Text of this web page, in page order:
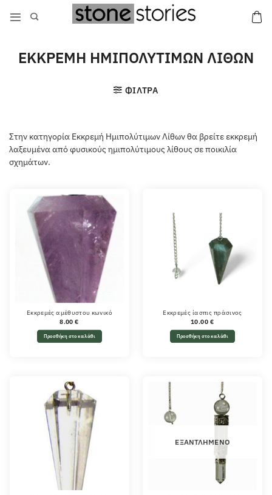
στο
ΕΚΚΡΕΜΗ ΗΜΙΠΟΛΥΤΙΜΩΝ ΛΙΘΩΝ
ΦΙΛΤΡΑ
Στην κατηγορία Εκκρεμή Ημιπολύτιμων Λίθων θα βρείτε εκκρεμή
λαξευμένα από φυσικούς ημιπολύτιμους λίθους σε ποικιλία
σχημάτων.
Εκκρεμές αμέθυστου κωνικό
8.00€
Προσθήκη στο καλάθι
Εκκρεμές ίασπις πράσινος
10.00 €
Προσθήκη στο καλάθι
ΕΞΑΝΤΛΗΜΈΝΟ